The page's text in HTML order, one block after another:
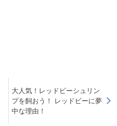
大人気！レッドビーシュリン
プを飼おう！ レッドビーに夢
中な理由！